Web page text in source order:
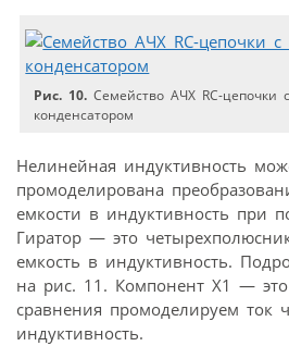
Рис. 10. Семейство АЧХ RC-цепочки
конденсатором
Нелинейная индуктивность
промоделирована
емкости в индуктивность при
Гиратор — это
емкость в индуктивность.
на рис. 11. Компонент Х1 — это
сравнения промоделируем ток
индуктивность.